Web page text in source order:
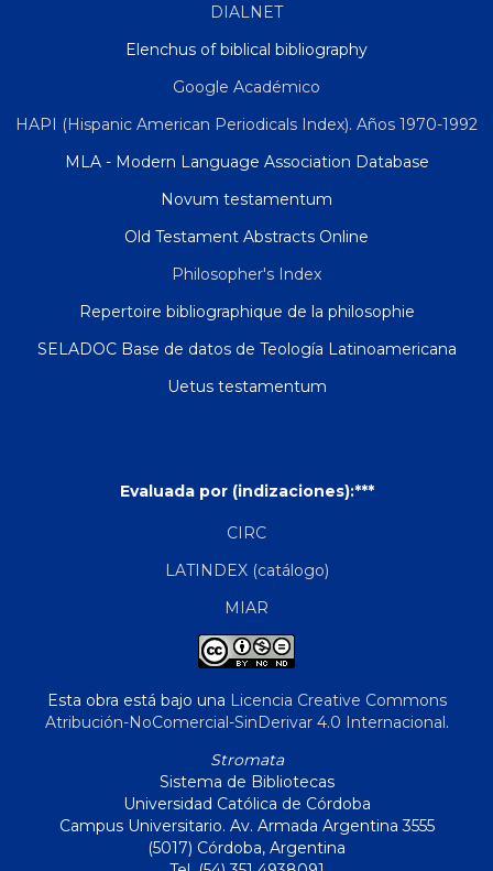
DIALNET
Elenchus of biblical bibliography
Google Académico
HAPI (Hispanic American Periodicals Index). Años 1970-1992
MLA - Modern Language Association Database
Novum testamentum
Old Testament Abstracts Online
Philosopher's Index
Repertoire bibliographique de la philosophie
SELADOC Base de datos de Teología Latinoamericana
Uetus testamentum
Evaluada por (indizaciones):***
CIRC
LATINDEX (catálogo)
MIAR
Esta obra está bajo una Licencia Creative Commons
Atribución-NoComercial-SinDerivar 4.0 Internacional.
Stromata
Sistema de Bibliotecas
Universidad Católica de Córdoba
Campus Universitario. Av. Armada Argentina 3555
(5017) Córdoba, Argentina